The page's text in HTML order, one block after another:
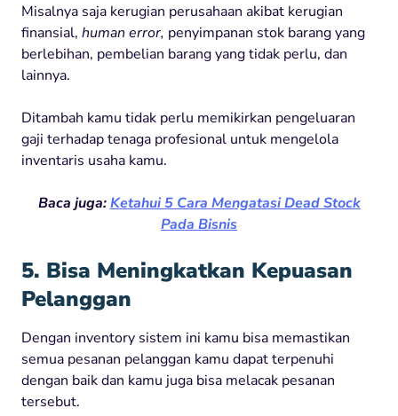
Misalnya saja kerugian perusahaan akibat kerugian
finansial, human error, penyimpanan stok barang yang
berlebihan, pembelian barang yang tidak perlu, dan
lainnya.
Ditambah kamu tidak perlu memikirkan pengeluaran
gaji terhadap tenaga profesional untuk mengelola
inventaris usaha kamu.
Baca juga: Ketahui 5 Cara Mengatasi Dead Stock
Pada Bisnis
5. Bisa Meningkatkan Kepuasan
Pelanggan
Dengan inventory sistem ini kamu bisa memastikan
semua pesanan pelanggan kamu dapat terpenuhi
dengan baik dan kamu juga bisa melacak pesanan
tersebut.